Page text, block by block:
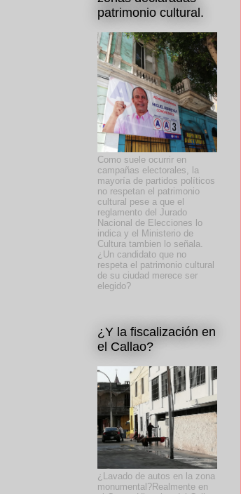
patrimonio cultural.
Como suele ocurrir en
campañas electorales, la
mayoría de partidos políticos
no respetan el patrimonio
cultural pese a que el
reglamento del Jurado
Nacional de Elecciones lo
indica y el Ministerio de
Cultura tambien lo señala.
¿Un candidato que no
respeta el patrimonio cultural
de su ciudad merece ser
elegido?
¿Y la fiscalización en
el Callao?
¿Lavado de autos en la zona
monumental?Realmente en